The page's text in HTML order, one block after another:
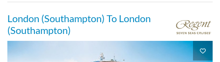
London (Southampton) To London
(Southampton)